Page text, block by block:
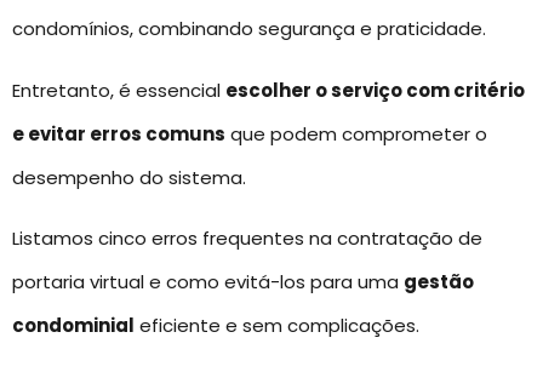
condomínios, combinando segurança e praticidade.
Entretanto, é essencial escolher o serviço com critério
e evitar erros comuns que podem comprometer o
desempenho do sistema.
Listamos cinco erros frequentes na contratação de
portaria virtual e como evitá-los para uma gestão
condominial eficiente e sem complicações.